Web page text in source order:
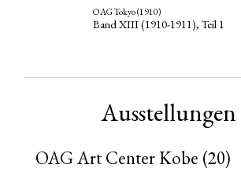
OAG Tokyo (1910)
Band XIII (1910-1911), Teil 1
Ausstellungen
OAG Art Center Kobe (20)